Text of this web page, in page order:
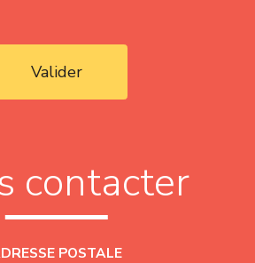
Valider
contacter
POSTALE